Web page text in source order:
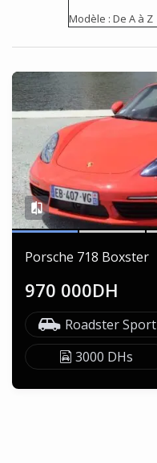
Modèle : De A à Z
Porsche 718 Boxster
970 000DH
Roadster Sport
3000 DHs